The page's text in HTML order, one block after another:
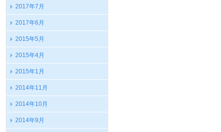
2017年7月
2017年6月
2015年5月
2015年4月
2015年1月
2014年11月
2014年10月
2014年9月